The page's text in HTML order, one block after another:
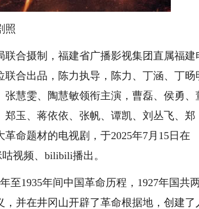
照
合摄制，福建省广播影视集团直属福建
合出品，陈力执导，陈力、丁涵、丁旸
慧雯、陶慧敏领衔主演，曹磊、侯勇、
玉、蒋依依、张帆、谭凯、刘丛飞、郑
命题材的电视剧，于2025年7月15日在
视频、bilibili播出。
1935年间中国革命历程，1927年国共
并在井冈山开辟了革命根据地，创建了